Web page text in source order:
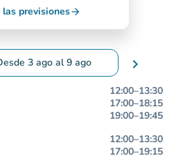
previsionesarrow_forward
3 ago al9 ago
calendario para cambiar las
chevron_right
12:00–13:30
17:00–18:15
19:00–19:45
12:00–13:30
17:00–19:15